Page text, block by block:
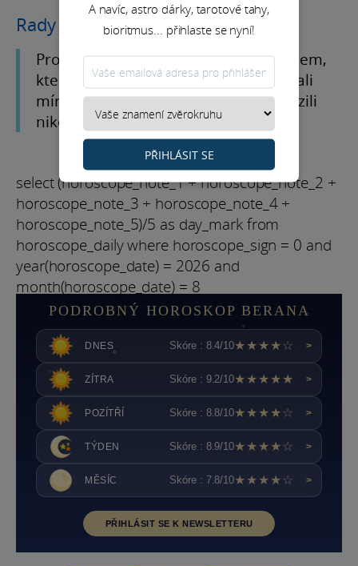
Rady na měsíc
Prožijte tento měsíc s patřičným vkusem,
který vám tak sluší, aniž byste se vzdali
míry, zejména ve slovech, abyste urazili
nikoho ve vašem okolí.
select (horoscope_note_1 + horoscope_note_2 +
horoscope_note_3 + horoscope_note_4 +
horoscope_note_5)/5 as day_mark from
horoscope_daily where horoscope_sign = 0 and
year(horoscope_date) = 2026 and
month(horoscope_date) = 8
PODROBNÝ HOROSKOP BERANA
DNES Skóre : 8.4/10★★★★☆ >
ZÍTRA Skóre : 9.2/10★★★★★ >
POZÍTŘÍ Skóre : 8.8/10★★★★☆ >
TÝDEN Skóre : 8.9/10★★★★☆ >
MĚSÍC Skóre : 7.8/10★★★★☆ >
PŘIHLÁSIT SE K NEWSLETTERU
A navíc, astro dárky, tarotové tahy,
bioritmus... přihlaste se nyní!
PŘIHLÁSIT SE